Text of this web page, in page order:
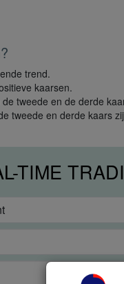
trend.
kaarsen.
tweede en de derde
tweede en derde kaars
TIME